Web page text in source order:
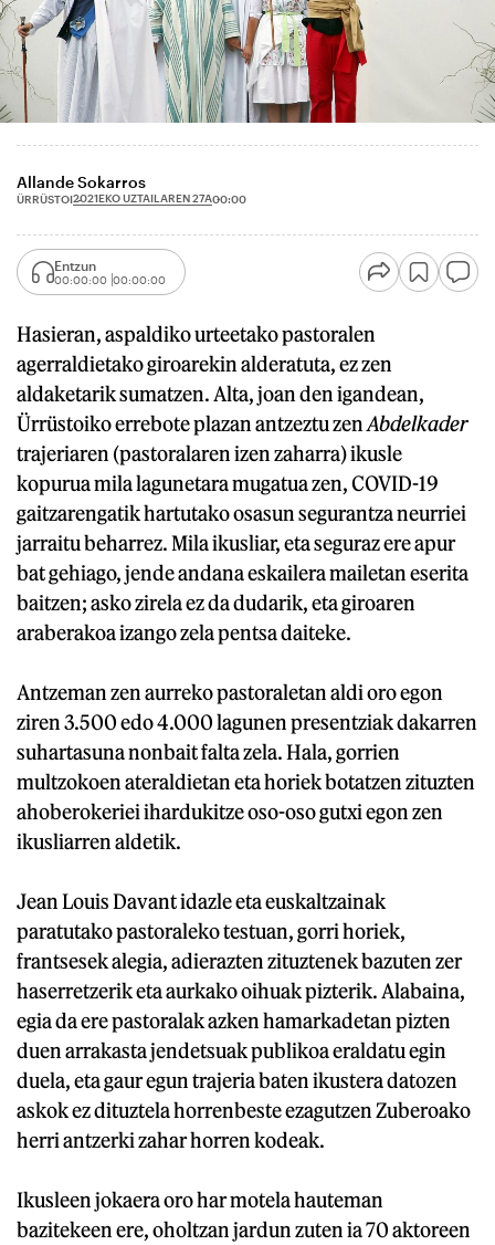
Allande Sokarros
ÜRRÜSTOI2021EKO UZTAILAREN 27A00:00
Entzun
00:00:00 00:00:00
Hasieran, aspaldiko urteetako pastoralen
agerraldietako giroarekin alderatuta, ez zen
aldaketarik sumatzen. Alta, joan den igandean,
Ürrüstoiko errebote plazan antzeztu zenAbdelkader
trajeriaren (pastoralaren izen zaharra) ikusle
kopurua mila lagunetara mugatua zen, COVID-19
gaitzarengatik hartutako osasun segurantza neurriei
jarraitu beharrez. Mila ikusliar, eta seguraz ere apur
bat gehiago, jende andana eskailera mailetan eserita
baitzen; asko zirela ez da dudarik, eta giroaren
araberakoa izango zela pentsa daiteke.
Antzeman zen aurreko pastoraletan aldi oro egon
ziren 3.500 edo 4.000 lagunen presentziak dakarren
suhartasuna nonbait falta zela. Hala, gorrien
multzokoen ateraldietan eta horiek botatzen zituzten
ahoberokeriei ihardukitze oso-oso gutxi egon zen
ikusliarren aldetik.
Jean Louis Davant idazle eta euskaltzainak
paratutako pastoraleko testuan, gorri horiek,
frantsesek alegia, adierazten zituztenek bazuten zer
haserretzerik eta aurkako oihuak pizterik. Alabaina,
egia da ere pastoralak azken hamarkadetan pizten
duen arrakasta jendetsuak publikoa eraldatu egin
duela, eta gaur egun trajeria baten ikustera datozen
askok ez dituztela horrenbeste ezagutzen Zuberoako
herri antzerki zahar horren kodeak.
Ikusleen jokaera oro har motela hauteman
bazitekeen ere, oholtzan jardun zuten ia 70 aktoreen